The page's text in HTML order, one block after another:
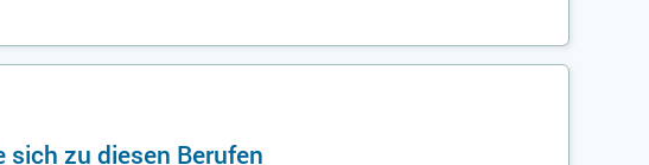
sich zu diesen Berufen